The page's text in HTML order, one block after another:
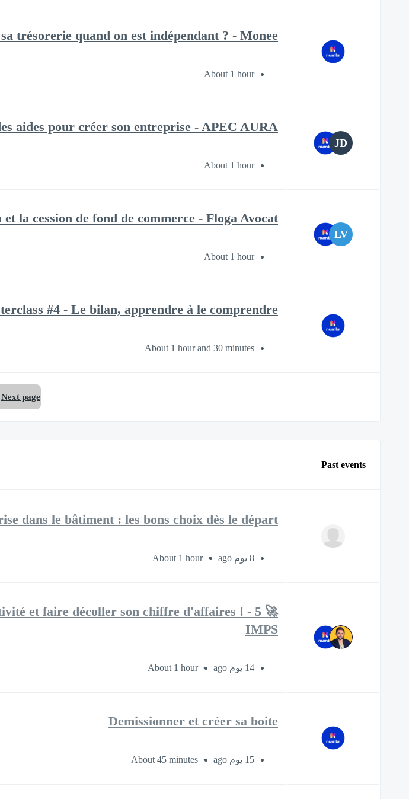
trésorerie quand on est indépendant ? - Monee
About 1 hour
JD
aides pour créer son entreprise - APEC AURA
About 1 hour
LV
la cession de fond de commerce - Floga Avocat
About 1 hour
#4 - Le bilan, apprendre à le comprendre
About 1 hour and 30 minutes
Next page
Past events
dans le bâtiment : les bons choix dès le départ
8 يوم ago About 1 hour
et faire décoller son chiffre d'affaires ! -
IMPS
14 يوم ago About 1 hour
Demissionner et créer sa boite
15 يوم ago About 45 minutes